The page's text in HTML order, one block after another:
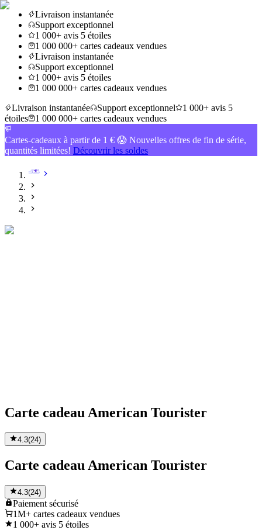
Livraison instantanée
Support exceptionnel
1 000+ avis 5 étoiles
1 000 000+ cartes cadeaux vendues
Livraison instantanée
Support exceptionnel
1 000+ avis 5 étoiles
1 000 000+ cartes cadeaux vendues
Livraison instantanée
Support exceptionnel
1 000+ avis 5
étoiles
1 000 000+ cartes cadeaux vendues
Cartes-cadeaux à partir de 1 € 😱 Nouvelles offres de fin de série,
quantités limitées! Découvrir les soldes
Carte cadeau American Tourister
4.3(24)
Carte cadeau American Tourister
4.3(24)
Paiement sécurisé
1M+ cartes cadeaux vendues
1 000+ avis 5 étoiles